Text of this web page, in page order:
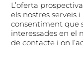
L’oferta
els nostres serveis
consentiment que
interessades en el
de contacte i on